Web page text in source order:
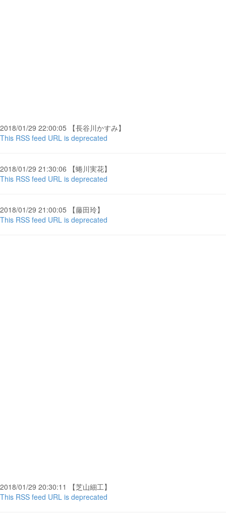
2018/01/29 22:00:05 【長谷川かすみ】
This RSS feed URL is deprecated
2018/01/29 21:30:06 【蜷川実花】
This RSS feed URL is deprecated
2018/01/29 21:00:05 【藤田玲】
This RSS feed URL is deprecated
2018/01/29 20:30:11 【芝山細工】
This RSS feed URL is deprecated